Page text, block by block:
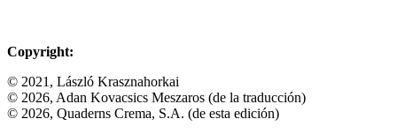
Copyright:
© 2021, László Krasznahorkai
© 2026, Adan Kovacsics Meszaros (de la traducción)
© 2026, Quaderns Crema, S.A. (de esta edición)